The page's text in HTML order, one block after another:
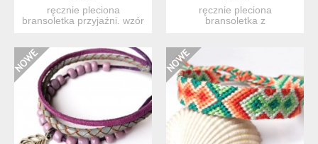
ręcznie pleciona
bransoletka przyjaźni. wzór
ręcznie pleciona
bransoletka z